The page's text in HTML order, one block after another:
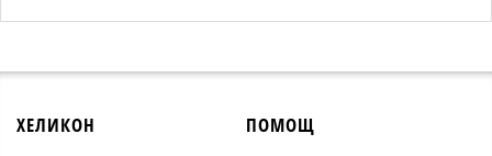
ХЕЛИКОН ПОМОЩ